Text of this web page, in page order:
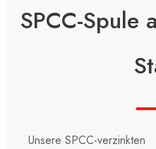
SPCC-Spule
Unsere SPCC-verzinkten